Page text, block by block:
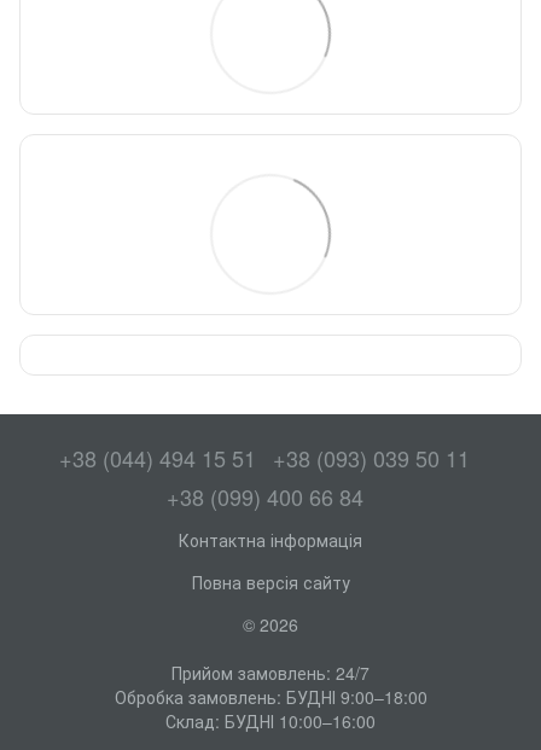
+38 (044) 494 15 51
+38 (093) 039 50 11
+38 (099) 400 66 84
Контактна інформація
Повна версія сайту
© 2026
Прийом замовлень: 24/7
Обробка замовлень: БУДНІ 9:00–18:00
Склад: БУДНІ 10:00–16:00